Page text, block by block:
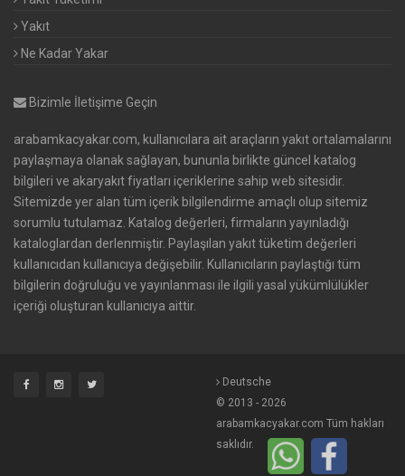
Yakıt
Ne Kadar Yakar
Bizimle İletişime Geçin
arabamkacyakar.com, kullanıcılara ait araçların yakıt ortalamalarını
paylaşmaya olanak sağlayan, bununla birlikte güncel katalog
bilgileri ve akaryakıt fiyatları içeriklerine sahip web sitesidir.
Sitemizde yer alan tüm içerik bilgilendirme amaçlı olup sitemiz
sorumlu tutulamaz. Katalog değerleri, firmaların yayınladığı
kataloglardan derlenmiştir. Paylaşılan yakıt tüketim değerleri
kullanıcıdan kullanıcıya değişebilir. Kullanıcıların paylaştığı tüm
bilgilerin doğruluğu ve yayınlanması ile ilgili yasal yükümlülükler
içeriği oluşturan kullanıcıya aittir.
Deutsche
© 2013 - 2026
arabamkacyakar.com Tüm hakları
saklıdır.